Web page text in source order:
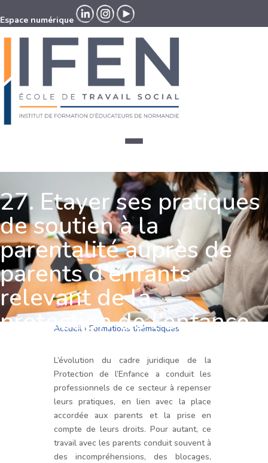
Espace numérique
27. Etayer ses pratiques
de soutien à la
parentalité auprès de
parents d’enfants
relevant de la
protection de l’enfance
Accueil› Formations thématiques
L’évolution du cadre juridique de la
Protection de l’Enfance a conduit les
professionnels de ce secteur à repenser
leurs pratiques, en lien avec la place
accordée aux parents et la prise en
compte de leurs droits. Pour autant, ce
travail avec les parents conduit souvent à
des incompréhensions, des blocages,